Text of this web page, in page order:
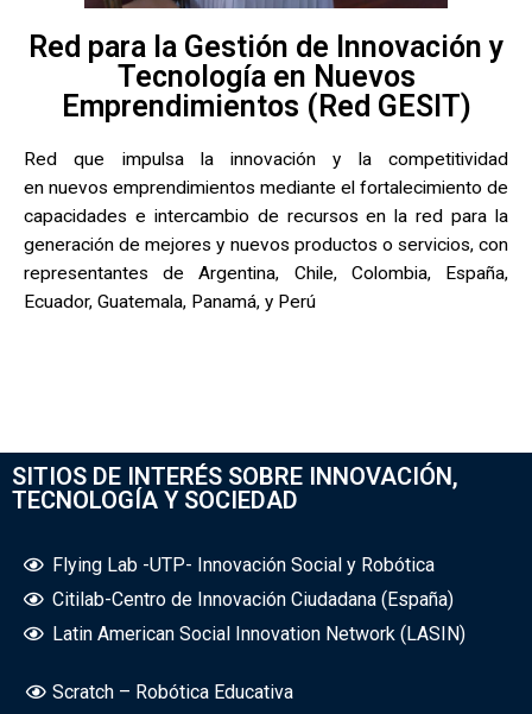
Red para la Gestión de Innovación y
Tecnología en Nuevos
Emprendimientos (Red GESIT)
Red que impulsa la innovación y la competitividad
en nuevos emprendimientos mediante el fortalecimiento de
capacidades e intercambio de recursos en la red para la
generación de mejores y nuevos productos o servicios, con
representantes de Argentina, Chile, Colombia, España,
Ecuador, Guatemala, Panamá, y Perú
SITIOS DE INTERÉS SOBRE INNOVACIÓN,
TECNOLOGÍA Y SOCIEDAD
Flying Lab -UTP- Innovación Social y Robótica
Citilab-Centro de Innovación Ciudadana (España)
Latin American Social Innovation Network (LASIN)
Scratch – Robótica Educativa